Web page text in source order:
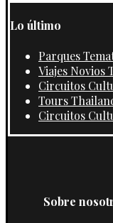
Lo último
Parques
Viajes Novios
Circuitos
Tours
Circuitos
Sobre